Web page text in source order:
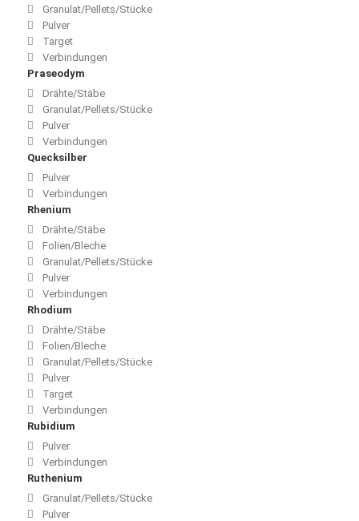
Granulat/Pellets/Stücke
Pulver
Target
Verbindungen
Praseodym
Drähte/Stäbe
Granulat/Pellets/Stücke
Pulver
Verbindungen
Quecksilber
Pulver
Verbindungen
Rhenium
Drähte/Stäbe
Folien/Bleche
Granulat/Pellets/Stücke
Pulver
Verbindungen
Rhodium
Drähte/Stäbe
Folien/Bleche
Granulat/Pellets/Stücke
Pulver
Target
Verbindungen
Rubidium
Pulver
Verbindungen
Ruthenium
Granulat/Pellets/Stücke
Pulver